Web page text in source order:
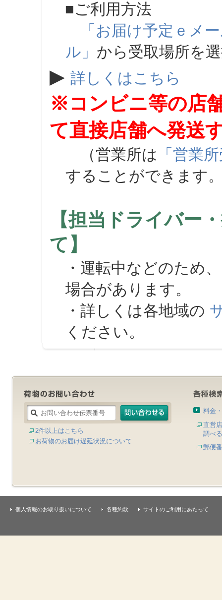
■ご利用方法
「お届け予定ｅメ
ル」 から受取場所を
▶ 詳しくはこちら
※コンビニ等の店
て直接店舗へ発送
（営業所は 「営業
することができます
【担当ドライバー
て】
・運転中などのため
場合があります。
・詳しくは各地域の
ください。
2件以上はこちら
お荷物のお届け遅延状況について
料金
直営
調べる
郵便
個人情報のお取り扱いについて 各種約款 サイトのご利用にあたって